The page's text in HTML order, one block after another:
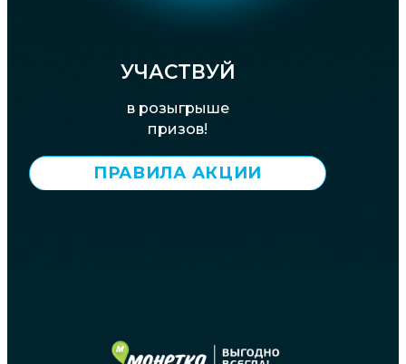
УЧАСТВУЙ
в розыгрыше
призов!
ПРАВИЛА АКЦИИ